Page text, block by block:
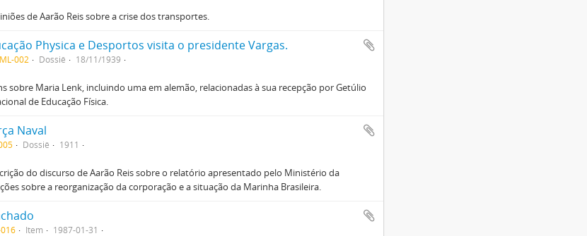
de Aarão Reis sobre a crise dos transportes.
Physica e Desportos visita o presidente Vargas.
002 Dossiê
18/11/1939
sobre Maria Lenk, incluindo uma em alemão, relacionadas à sua recepção por Getúlio
de Educação Física.
Naval
Dossiê
1911
do discurso de Aarão Reis sobre o relatório apresentado pelo Ministério da
sobre a reorganização da corporação e a situação da Marinha Brasileira.
016 Item
1987-01-31